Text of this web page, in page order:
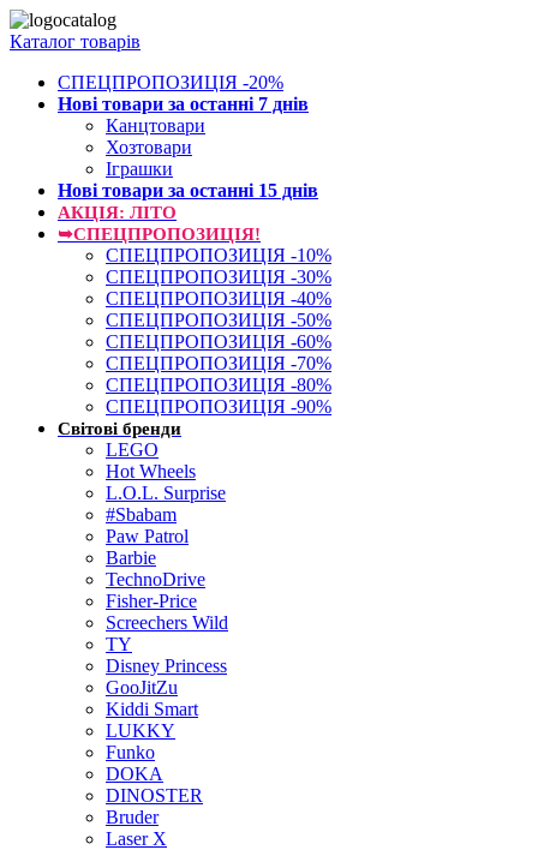
Каталог товарів
СПЕЦПРОПОЗИЦІЯ -20%
Нові товари за останнi 7 днiв
Канцтовари
Хозтовари
Іграшки
Нові товари за останнi 15 днiв
АКЦІЯ: ЛІТО
➥СПЕЦПРОПОЗИЦІЯ!
СПЕЦПРОПОЗИЦІЯ -10%
СПЕЦПРОПОЗИЦІЯ -30%
СПЕЦПРОПОЗИЦІЯ -40%
СПЕЦПРОПОЗИЦІЯ -50%
СПЕЦПРОПОЗИЦІЯ -60%
СПЕЦПРОПОЗИЦІЯ -70%
СПЕЦПРОПОЗИЦІЯ -80%
СПЕЦПРОПОЗИЦІЯ -90%
Світові бренди
LEGO
Hot Wheels
L.O.L. Surprise
#Sbabam
Paw Patrol
Barbie
TechnoDrive
Fisher-Price
Screechers Wild
TY
Disney Princess
GooJitZu
Kiddi Smart
LUKKY
Funko
DOKA
DINOSTER
Bruder
Laser X